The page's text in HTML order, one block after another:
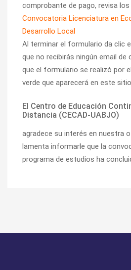
comprobante de pago, revisa los
Convocatoria Licenciatura en
Desarrollo Local
Al terminar el formulario da clic
que no recibirás ningún email de
que el formulario se realizó por
verde que aparecerá en este
El Centro de Educación
Distancia (CECAD-UABJO)
agradece su interés en nuestra
lamenta informarle que la
programa de estudios ha